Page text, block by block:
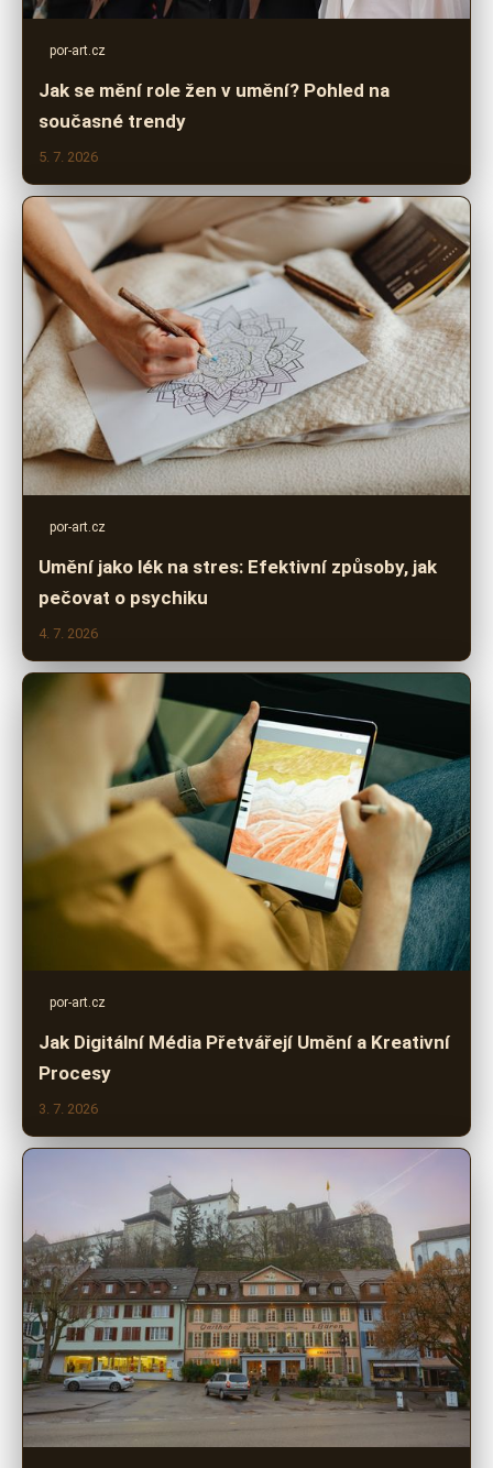
por-art.cz
Jak se mění role žen v umění? Pohled na
současné trendy
5. 7. 2026
por-art.cz
Umění jako lék na stres: Efektivní způsoby, jak
pečovat o psychiku
4. 7. 2026
por-art.cz
Jak Digitální Média Přetvářejí Umění a Kreativní
Procesy
3. 7. 2026